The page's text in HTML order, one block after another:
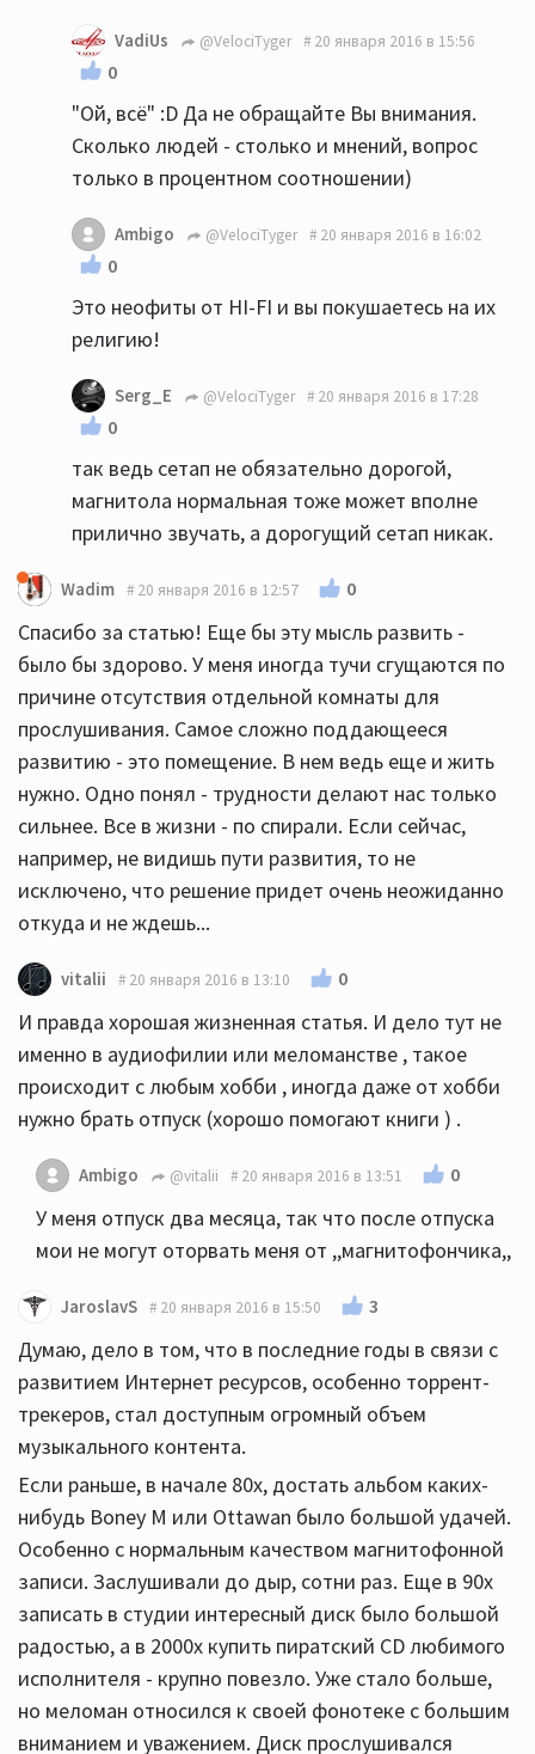
VadiUs @VelociTyger 20 января 2016 в 15:56
0
"Ой, всё" :D Да не обращайте Вы внимания.
Сколько людей - столько и мнений, вопрос
только в процентном соотношении)
Ambigo @VelociTyger 20 января 2016 в 16:02
0
Это неофиты от HI-FI и вы покушаетесь на их
религию!
Serg_E @VelociTyger 20 января 2016 в 17:28
0
так ведь сетап не обязательно дорогой,
магнитола нормальная тоже может вполне
прилично звучать, а дорогущий сетап никак.
Wadim 20 января 2016 в 12:57 0
Спасибо за статью! Еще бы эту мысль развить -
было бы здорово. У меня иногда тучи сгущаются по
причине отсутствия отдельной комнаты для
прослушивания. Самое сложно поддающееся
развитию - это помещение. В нем ведь еще и жить
нужно. Одно понял - трудности делают нас только
сильнее. Все в жизни - по спирали. Если сейчас,
например, не видишь пути развития, то не
исключено, что решение придет очень неожиданно
откуда и не ждешь...
vitalii 20 января 2016 в 13:10 0
И правда хорошая жизненная статья. И дело тут не
именно в аудиофилии или меломанстве , такое
происходит с любым хобби , иногда даже от хобби
нужно брать отпуск (хорошо помогают книги ) .
Ambigo @vitalii 20 января 2016 в 13:51 0
У меня отпуск два месяца, так что после отпуска
мои не могут оторвать меня от ,,магнитофончика,,
JaroslavS 20 января 2016 в 15:50 3
Думаю, дело в том, что в последние годы в связи с
развитием Интернет ресурсов, особенно торрент-
трекеров, стал доступным огромный объем
музыкального контента.
Если раньше, в начале 80х, достать альбом каких-
нибудь Boney M или Ottawan было большой удачей.
Особенно с нормальным качеством магнитофонной
записи. Заслушивали до дыр, сотни раз. Еще в 90х
записать в студии интересный диск было большой
радостью, а в 2000х купить пиратский CD любимого
исполнителя - крупно повезло. Уже стало больше,
но меломан относился к своей фонотеке с большим
вниманием и уважением. Диск прослушивался